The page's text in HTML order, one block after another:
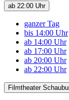
ab 22:00 Uhr
ganzer Tag
bis 14:00 Uhr
ab 14:00 Uhr
ab 17:00 Uhr
ab 20:00 Uhr
ab 22:00 Uhr
Filmtheater